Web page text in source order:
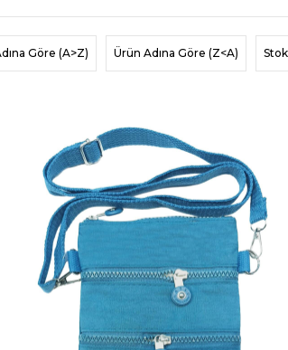
Göre (A>Z) Ürün Adına Göre (Z<A)
Fırsat Ürünü